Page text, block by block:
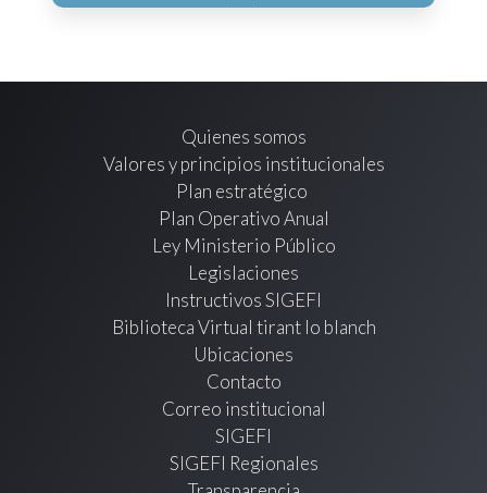
Quienes somos
Valores y principios institucionales
Plan estratégico
Plan Operativo Anual
Ley Ministerio Público
Legislaciones
Instructivos SIGEFI
Biblioteca Virtual tirant lo blanch
Ubicaciones
Contacto
Correo institucional
SIGEFI
SIGEFI Regionales